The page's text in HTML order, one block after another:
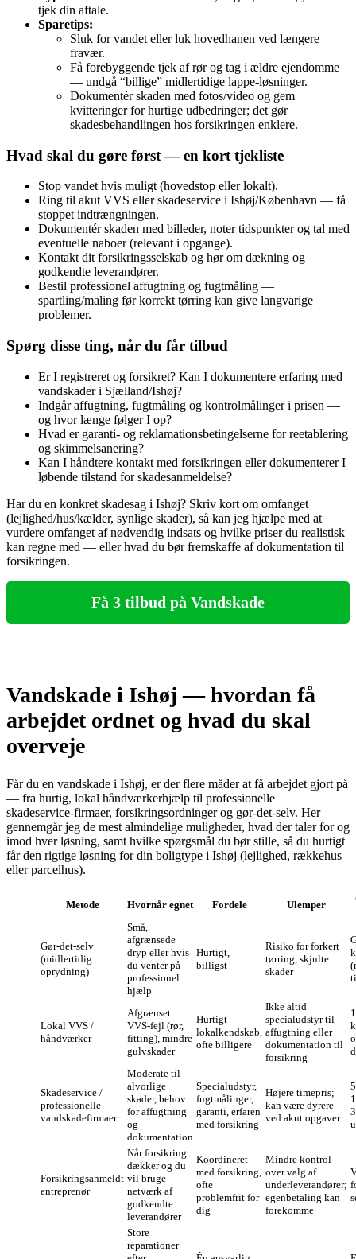
tjek din aftale.
Sparetips:
Sluk for vandet eller luk hovedhanen ved længere
fravær.
Få forebyggende tjek af rør og tag i ældre ejendomme
— undgå “billige” midlertidige lappe-løsninger.
Dokumentér skaden med fotos/video og gem
kvitteringer for hurtige udbedringer; det gør
skadesbehandlingen hos forsikringen enklere.
Hvad skal du gøre først — en kort tjekliste
Stop vandet hvis muligt (hovedstop eller lokalt).
Ring til akut VVS eller skadeservice i Ishøj/København — få
stoppet indtrængningen.
Dokumentér skaden med billeder, noter tidspunkter og tal med
eventuelle naboer (relevant i opgange).
Kontakt dit forsikringsselskab og hør om dækning og
godkendte leverandører.
Bestil professionel affugtning og fugtmåling —
spartling/maling før korrekt tørring kan give langvarige
problemer.
Spørg disse ting, når du får tilbud
Er I registreret og forsikret? Kan I dokumentere erfaring med
vandskader i Sjælland/Ishøj?
Indgår affugtning, fugtmåling og kontrolmålinger i prisen —
og hvor længe følger I op?
Hvad er garanti- og reklamationsbetingelserne for reetablering
og skimmelsanering?
Kan I håndtere kontakt med forsikringen eller dokumenterer I
løbende tilstand for skadesanmeldelse?
Har du en konkret skadesag i Ishøj? Skriv kort om omfanget
(lejlighed/hus/kælder, synlige skader), så kan jeg hjælpe med at
vurdere omfanget af nødvendig indsats og hvilke priser du realistisk
kan regne med — eller hvad du bør fremskaffe af dokumentation til
forsikringen.
Få 3 tilbud på Vandskade
Vandskade i Ishøj — hvordan få
arbejdet ordnet og hvad du skal
overveje
Får du en vandskade i Ishøj, er der flere måder at få arbejdet gjort på
— fra hurtig, lokal håndværkerhjælp til professionelle
skadeservice‑firmaer, forsikringsordninger og gør‑det‑selv. Her
gennemgår jeg de mest almindelige muligheder, hvad der taler for og
imod hver løsning, samt hvilke spørgsmål du bør stille, så du hurtigt
får den rigtige løsning for din boligtype i Ishøj (lejlighed, rækkehus
eller parcelhus).
Metode Hvornår egnet Fordele Ulemper
Gør‑det‑selv
(midlertidig
oprydning)
Små,
afgrænsede
dryp eller hvis
du venter på
professionel
hjælp
Hurtigt,
billigst
Risiko for forkert
tørring, skjulte
skader
Lokal VVS /
håndværker
Afgrænset
VVS‑fejl (rør,
fitting), mindre
gulvskader
Hurtigt
lokalkendskab,
ofte billigere
Ikke altid
specialudstyr til
affugtning eller
dokumentation til
forsikring
Skadeservice /
professionelle
vandskadefirmaer
Moderate til
alvorlige
skader, behov
for affugtning
og
dokumentation
Specialudstyr,
fugtmålinger,
garanti, erfaren
med forsikring
Højere timepris;
kan være dyrere
ved akut opgaver
Forsikringsanmeldt
entreprenør
Når forsikring
dækker og du
vil bruge
netværk af
godkendte
leverandører
Koordineret
med forsikring,
ofte
problemfrit for
dig
Mindre kontrol
over valg af
underleverandører;
egenbetaling kan
forekomme
Store
reparationer